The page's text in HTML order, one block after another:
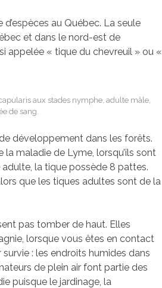
au Québec. La seule
et dans le nord-est de
appelée « tique du chevreuil » ou «
aux stades nymphe, adulte mâle,
de sang.
développement dans les forêts.
maladie de Lyme, lorsqu’ils sont
la tique possède 8 pattes.
que les tiques adultes sont de la
pas tomber de haut. Elles
lorsque vous êtes en contact
: les endroits humides dans
de plein air font partie des
puisque le jardinage, la